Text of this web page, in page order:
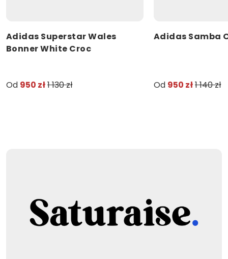
Adidas Superstar Wales
Bonner White Croc
Od 950 zł1 130 zł
Adidas Samba
Od 950 zł1 140 zł